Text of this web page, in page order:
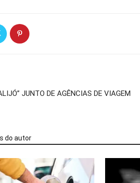
JUNTO DE AGÊNCIAS DE VIAGEM
do autor